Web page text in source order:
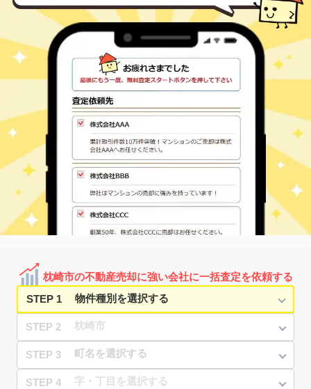
枕崎市の不動産売却に強い会社に一括査定を依頼する
STEP 1
STEP 2
STEP 3
STEP 4